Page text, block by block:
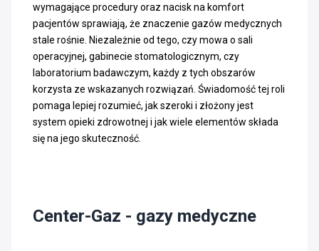
wymagające procedury oraz nacisk na komfort
pacjentów sprawiają, że znaczenie gazów medycznych
stale rośnie. Niezależnie od tego, czy mowa o sali
operacyjnej, gabinecie stomatologicznym, czy
laboratorium badawczym, każdy z tych obszarów
korzysta ze wskazanych rozwiązań. Świadomość tej roli
pomaga lepiej rozumieć, jak szeroki i złożony jest
system opieki zdrowotnej i jak wiele elementów składa
się na jego skuteczność.
Center-Gaz - gazy medyczne